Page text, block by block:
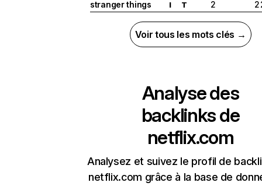
stranger things
I T 2 2
Voir tous les mots clés →
Analyse des
backlinks de
netflix.com
Analysez et suivez le profil de
netflix.com grâce à la base de